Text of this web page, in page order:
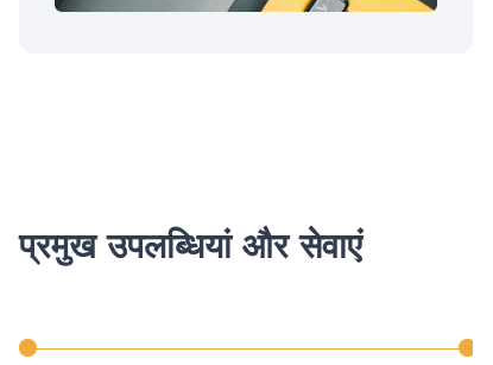
प्रमुख उपलब्धियां और सेवाएं